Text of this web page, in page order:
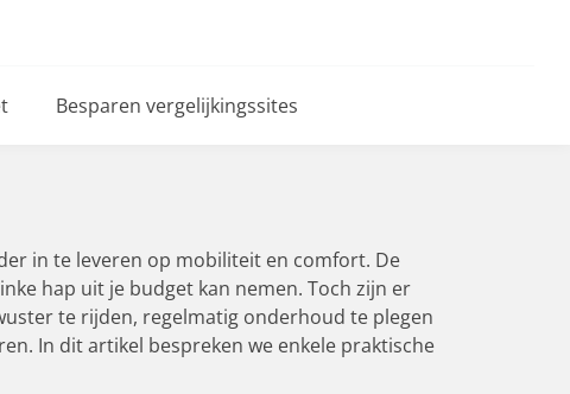
Besparen vergelijkingssites
in te leveren op mobiliteit en comfort. De
hap uit je budget kan nemen. Toch zijn er
te rijden, regelmatig onderhoud te plegen
In dit artikel bespreken we enkele praktische